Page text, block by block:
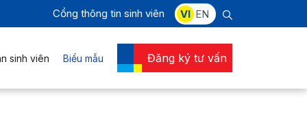
Cổng thông tin sinh viên VI EN
sinh viên Biểu mẫu Đăng ký tư vấn